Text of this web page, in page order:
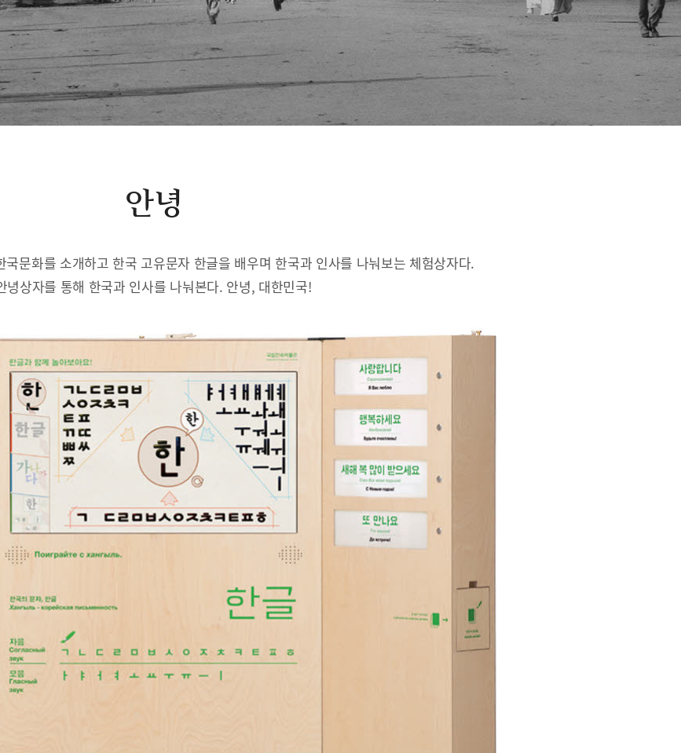
안녕
국문화를 소개하고 한국 고유문자 한글을 배우며 한국과 인사를 나눠보는 체험상자다.
녕상자를 통해 한국과 인사를 나눠본다. 안녕, 대한민국!